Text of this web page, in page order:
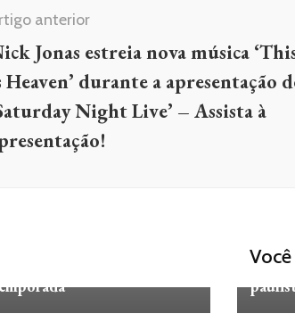
anterior
Jonas estreia nova música
Heaven’ durante a apresentação
Night Live’ – Assista à